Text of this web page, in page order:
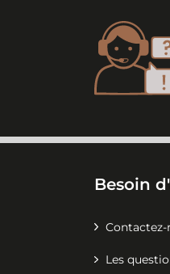
Besoin
Contactez-
Les